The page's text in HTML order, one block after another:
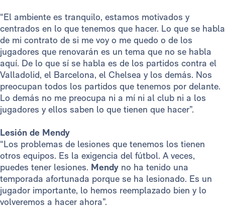
“El ambiente es tranquilo, estamos motivados y
centrados en lo que tenemos que hacer. Lo que se habla
de mi contrato de si me voy o me quedo o de los
jugadores que renovarán es un tema que no se habla
aquí. De lo que sí se habla es de los partidos contra el
Valladolid, el Barcelona, el Chelsea y los demás. Nos
preocupan todos los partidos que tenemos por delante.
Lo demás no me preocupa ni a mí ni al club ni a los
jugadores y ellos saben lo que tienen que hacer”.
Lesión de Mendy
“Los problemas de lesiones que tenemos los tienen
otros equipos. Es la exigencia del fútbol. A veces,
puedes tener lesiones. Mendy no ha tenido una
temporada afortunada porque se ha lesionado. Es un
jugador importante, lo hemos reemplazado bien y lo
volveremos a hacer ahora”.